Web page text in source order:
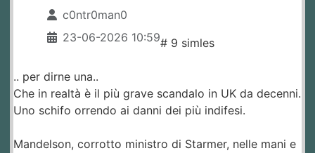
c0ntr0man0
23-06-2026 10:59# 9 simles
.. per dirne una..
Che in realtà è il più grave scandalo in UK da decenni.
Uno schifo orrendo ai danni dei più indifesi.
Mandelson, corrotto ministro di Starmer, nelle mani e